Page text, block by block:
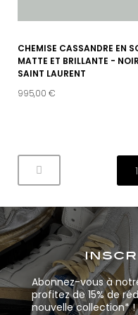
CHEMISE CASSANDRE EN
MATTE ET BRILLANTE -
SAINT LAURENT
995,00 €
1
Abonnez-vous à
profitez de 15% de
nouvelle collection* !